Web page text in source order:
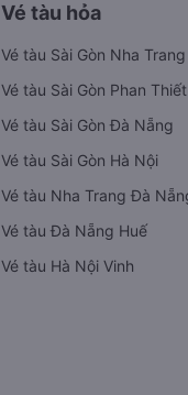
Vé tàu hỏa
Vé tàu Sài Gòn Nha Trang
Vé tàu Sài Gòn Phan Thiết
Vé tàu Sài Gòn Đà Nẵng
Vé tàu Sài Gòn Hà Nội
Vé tàu Nha Trang Đà
Vé tàu Đà Nẵng Huế
Vé tàu Hà Nội Vinh